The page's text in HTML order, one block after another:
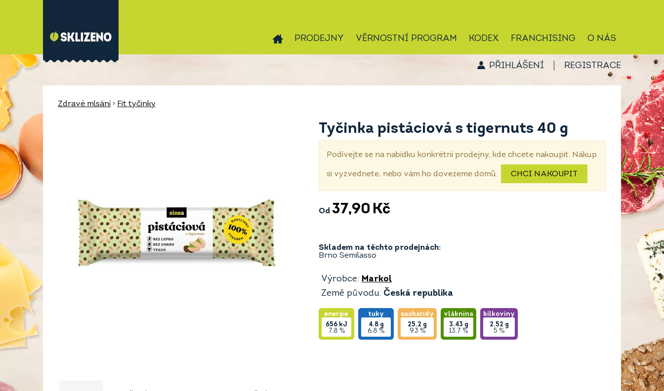
PRODEJNY VĚRNOSTNÍ PROGRAM KODEX FRANCHISING O NÁS
PŘIHLÁŠENÍ REGISTRACE
Zdravé mlsání › Fit tyčinky
Tyčinka pistáciová s tigernuts 40 g
Podívejte se na nabídku konkrétní prodejny, kde chcete nakoupit. Nákup
si vyzvednete, nebo vám ho dovezeme domů. CHCI NAKOUPIT
Od 37,90 Kč
Skladem na těchto prodejnách:
Brno Semilasso
Výrobce: Markol
Země původu: Česká republika
energie
656 kJ
7.8 %
tuky
4.8 g
6.8 %
sacharidy
25.2 g
9.3 %
vláknina
3.43 g
13.7 %
bílkoviny
2.52 g
5 %